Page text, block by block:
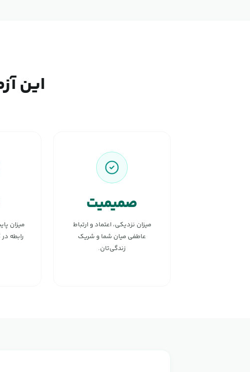
این
صمیمیت
میزان نزدیکی، اعتماد و ارتباط
عاطفی میان شما و شریک
زندگی‌تان.
میزان
رابطه